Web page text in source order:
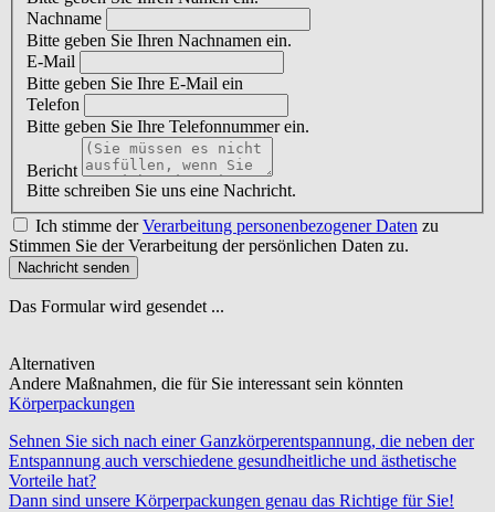
Nachname
Bitte geben Sie Ihren Nachnamen ein.
E-Mail
Bitte geben Sie Ihre E-Mail ein
Telefon
Bitte geben Sie Ihre Telefonnummer ein.
Bericht
Bitte schreiben Sie uns eine Nachricht.
Ich stimme derVerarbeitung personenbezogener Daten zu
Stimmen Sie der Verarbeitung der persönlichen Daten zu.
Nachricht senden
Das Formular wird gesendet ...
Alternativen
Andere Maßnahmen, die für Sie interessant sein könnten
Körperpackungen
Sehnen Sie sich nach einer Ganzkörperentspannung, die neben der
Entspannung auch verschiedene gesundheitliche und ästhetische
Vorteile hat?
Dann sind unsere Körperpackungen genau das Richtige für Sie!